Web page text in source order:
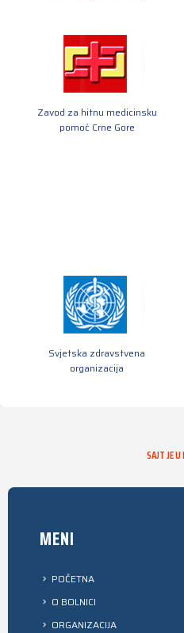
Zavod za hitnu medicinsku
pomoć Crne Gore
Svjetska zdravstvena
organizacija
SAJT JE
MENI
POČETNA
O BOLNICI
ORGANIZACIJA